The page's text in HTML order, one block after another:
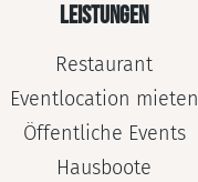
LEISTUNGEN
Restaurant
Eventlocation mieten
Öffentliche Events
Hausboote